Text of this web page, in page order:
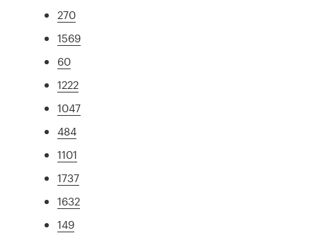
270
1569
60
1222
1047
484
1101
1737
1632
149